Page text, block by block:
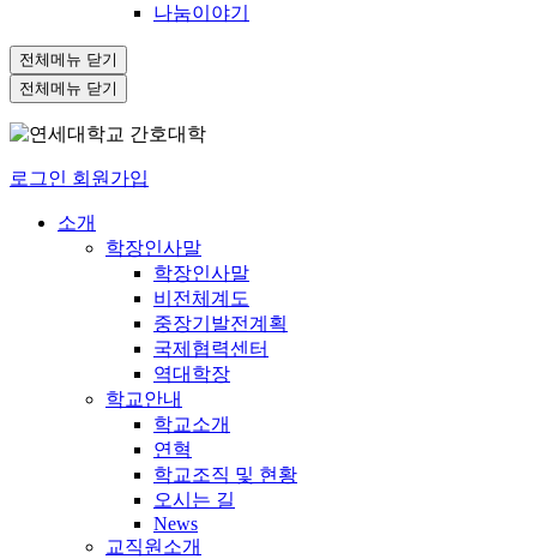
나눔이야기
전체메뉴 닫기
전체메뉴 닫기
로그인 회원가입
소개
학장인사말
학장인사말
비전체계도
중장기발전계획
국제협력센터
역대학장
학교안내
학교소개
연혁
학교조직 및 현황
오시는 길
News
교직원소개